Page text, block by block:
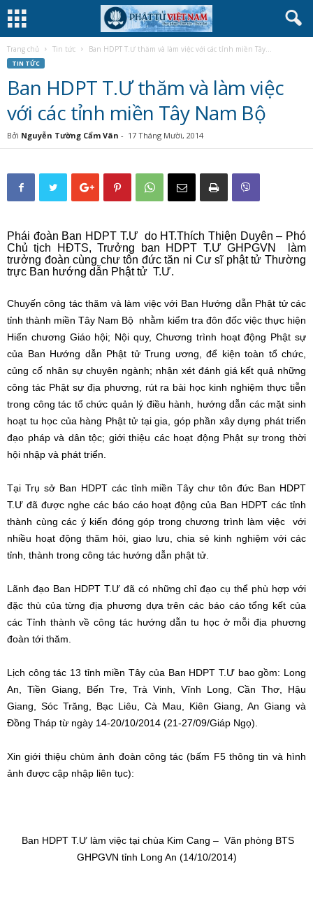
Trang chủ Tin tức Ban HDPT T.Ư thăm và làm việc với các tỉnh miền Tây...
TIN TỨC
Ban HDPT T.Ư thăm và làm việc
với các tỉnh miền Tây Nam Bộ
Bởi Nguyễn Tường Cẩm Vân - 17 Tháng Mười, 2014
Phái đoàn Ban HDPT T.Ư do HT.Thích Thiện Duyên – Phó
Chủ tịch HĐTS, Trưởng ban HDPT T.Ư GHPGVN làm
trưởng đoàn cùng chư tôn đức tăn ni Cư sĩ phật tử Thường
trực Ban hướng dẫn Phật tử T.Ư.
Chuyến công tác thăm và làm việc với Ban Hướng dẫn Phật tử các
tỉnh thành miền Tây Nam Bộ nhằm kiểm tra đôn đốc việc thực hiện
Hiến chương Giáo hội; Nội quy, Chương trình hoạt động Phật sự
của Ban Hướng dẫn Phật tử Trung ương, để kiện toàn tổ chức,
củng cố nhân sự chuyên ngành; nhận xét đánh giá kết quả những
công tác Phật sự địa phương, rút ra bài học kinh nghiệm thực tiễn
trong công tác tổ chức quản lý điều hành, hướng dẫn các mặt sinh
hoạt tu học của hàng Phật tử tại gia, góp phần xây dựng phát triển
đạo pháp và dân tộc; giới thiệu các hoạt động Phật sự trong thời
hội nhập và phát triển.
Tại Trụ sở Ban HDPT các tỉnh miền Tây chư tôn đức Ban HDPT
T.Ư đã được nghe các báo cáo hoạt động của Ban HDPT các tỉnh
thành cùng các ý kiến đóng góp trong chương trình làm việc với
nhiều hoạt động thăm hỏi, giao lưu, chia sẻ kinh nghiệm với các
tỉnh, thành trong công tác hướng dẫn phật tử.
Lãnh đạo Ban HDPT T.Ư đã có những chỉ đạo cụ thể phù hợp với
đặc thù của từng địa phương dựa trên các báo cáo tổng kết của
các Tỉnh thành về công tác hướng dẫn tu học ở mỗi địa phương
đoàn tới thăm.
Lịch công tác 13 tỉnh miền Tây của Ban HDPT T.Ư bao gồm: Long
An, Tiền Giang, Bến Tre, Trà Vinh, Vĩnh Long, Cần Thơ, Hậu
Giang, Sóc Trăng, Bạc Liêu, Cà Mau, Kiên Giang, An Giang và
Đồng Tháp từ ngày 14-20/10/2014 (21-27/09/Giáp Ngọ).
Xin giới thiệu chùm ảnh đoàn công tác (bấm F5 thông tin và hình
ảnh được cập nhập liên tục):
Ban HDPT T.Ư làm việc tại chùa Kim Cang – Văn phòng BTS
GHPGVN tỉnh Long An (14/10/2014)